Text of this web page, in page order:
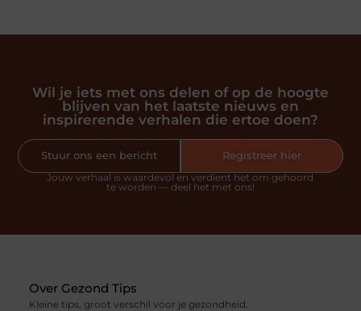
Wil je iets met ons delen of op de hoogte
blijven van het laatste nieuws en
inspirerende verhalen die ertoe doen?
Stuur ons een bericht
Registreer hier
Jouw verhaal is waardevol en verdient het om gehoord
te worden — deel het met ons!
Over Gezond Tips
Kleine tips, groot verschil voor je gezondheid.